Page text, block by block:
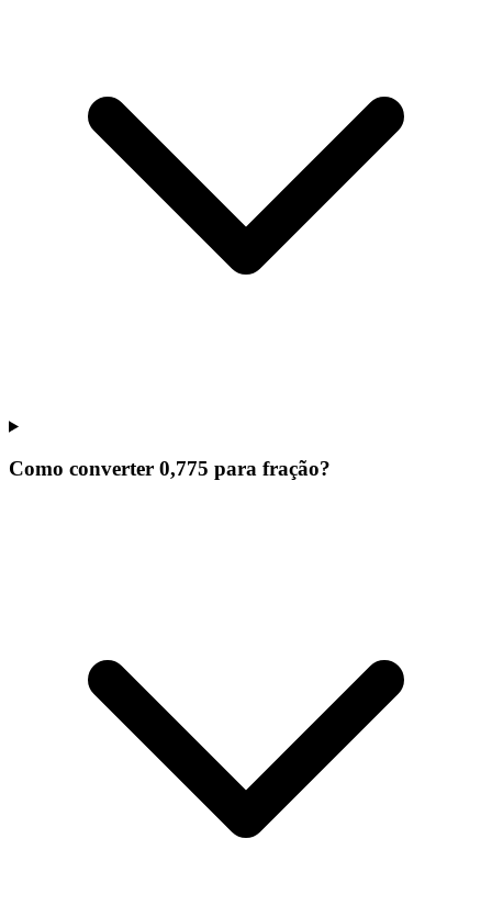
Como converter 0,775 para fração?